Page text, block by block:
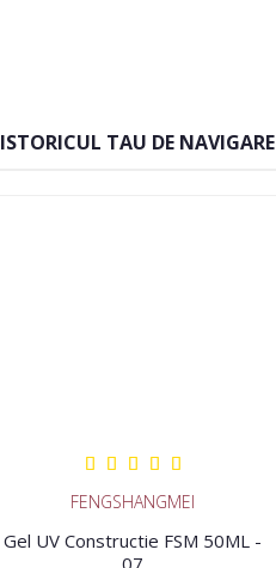
ISTORICUL TAU DE NAVIGARE
FENGSHANGMEI
Gel UV Constructie FSM 50ML -
07